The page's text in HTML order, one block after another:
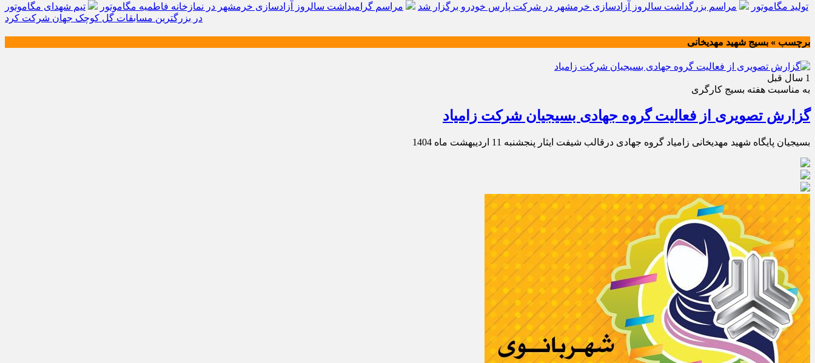
تولید مگاموتور
مراسم بزرگداشت سالروز آزادسازی خرمشهر در شرکت پارس خودرو برگزار شد مراسم گرامیداشت سالروز آزادسازی خرمشهر در نمازخانه فاطمیه مگاموتور
تیم شهدای مگاموتور
در بزرگترین مسابقات گل کوچک جهان شرکت کرد
برچسب » بسیج شهید مهدیخانی
1 سال قبل
به مناسبت هفته بسیج کارگری
گزارش تصویری از فعالیت گروه جهادی بسیجیان شرکت زامیاد
بسیجیان پایگاه شهید مهدیخانی زامیاد گروه جهادی درقالب شیفت ایثار پنجشنبه 11 اردیبهشت ماه 1404